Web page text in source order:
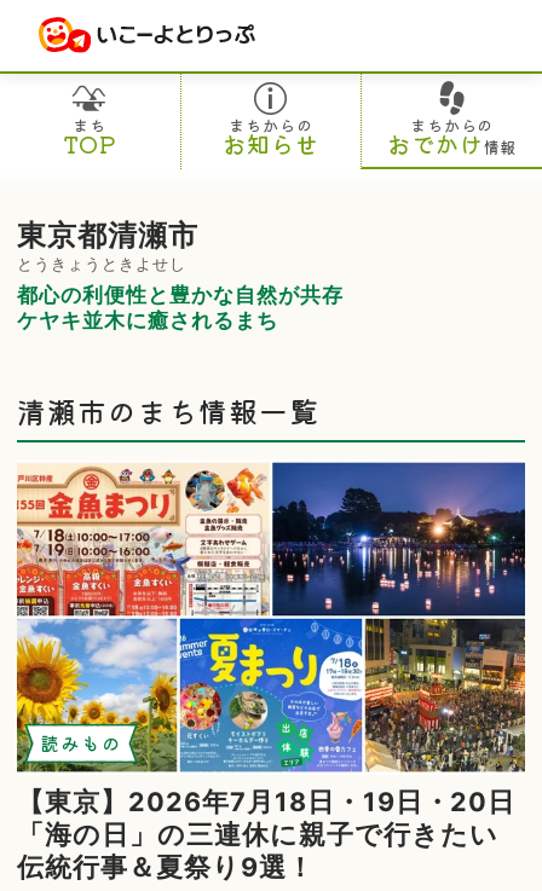
まち
TOP
まちからの
お知らせ
まちからの
おでかけ情報
東京都清瀬市
とうきょうときよせし
都心の利便性と豊かな自然が共存
ケヤキ並木に癒されるまち
清瀬市のまち情報一覧
読みもの
【東京】2026年7月18日・19日・20日
「海の日」の三連休に親子で行きたい
伝統行事＆夏祭り9選！